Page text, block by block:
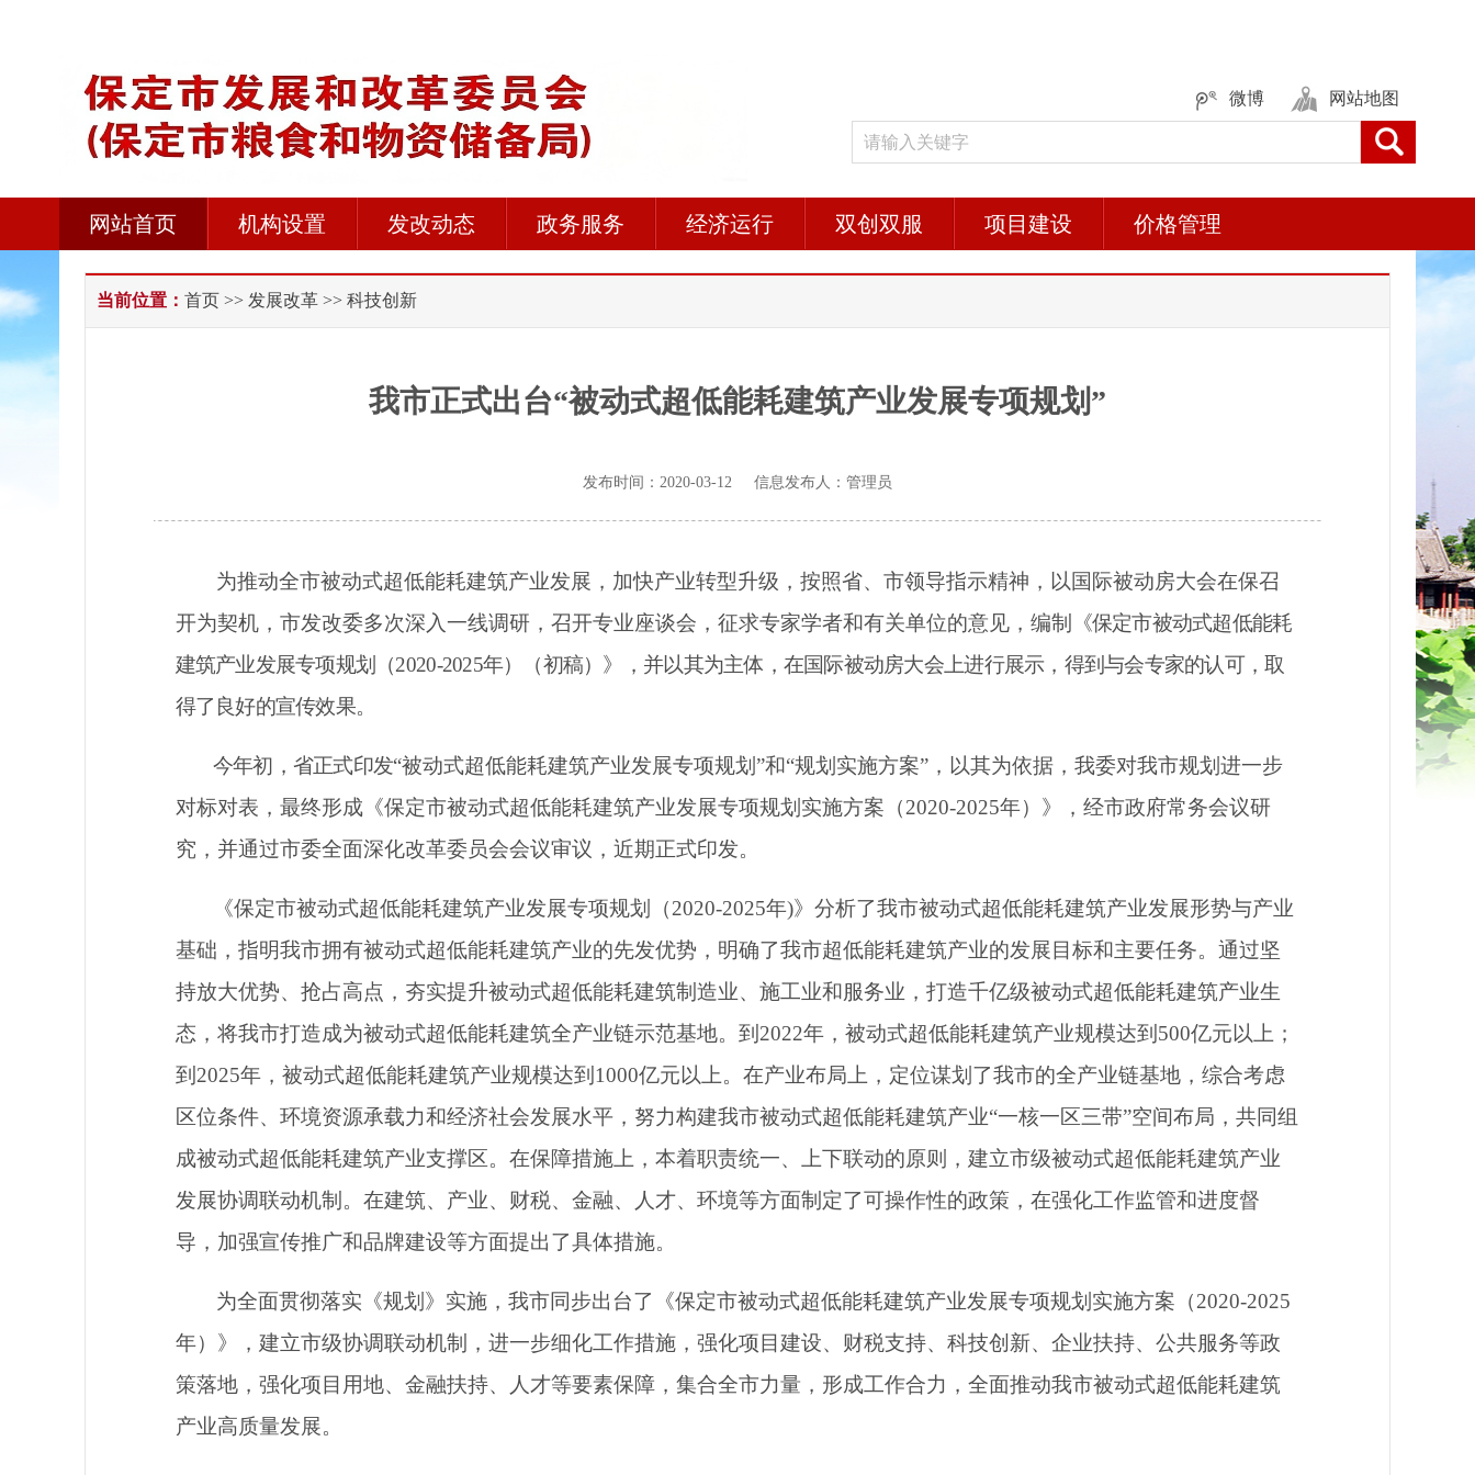
微博 网站地图
网站首页 机构设置 发改动态 政务服务 经济运行 双创双服 项目建设 价格管理
当前位置： 首页 >> 发展改革 >> 科技创新
我市正式出台“被动式超低能耗建筑产业发展专项规划”
发布时间：2020-03-12 信息发布人：管理员
为推动全市被动式超低能耗建筑产业发展，加快产业转型升级 ，按照省、市领导指示精神，以国际被动房大会在保召
开为契机，市发改委多次深入一线调研，召开专业座谈会，征求专家学者和有关单位的意见，编制
《保定市被动式超低能耗
建筑产业发展专项规划（2020-2025年）（初稿） 》
，并以其为主体，在国际被动房大会上进行展示，得到与会专家的认可，取
得了良好的宣传效果。
今年初，省正式印发“被动式超低能耗建筑产业发展专项规划”和“规划实施方案”，以其为依据，我委对我市规划进一步
对标对表，最终形成《保定市被动式超低能耗建筑产业发展专项规划实施方案（2020-2025年）》，经市政府常务会议研
究，并通过市委全面深化改革委员会会议审议，近期正式印发。
《保定市被动式超低能耗建筑产业发展专项规划（2020-2025年)》分析了我市被动式超低能耗建筑产业发展形势与产业
基础，指明我市拥有被动式超低能耗建筑产业的先发优势，明确了我市超低能耗建筑产业的发展目标和主要任务。通过坚
持放大优势、抢占高点，夯实提升被动式超低能耗建筑制造业、施工业和服务业，打造千亿级被动式超低能耗建筑产业生
态，将我市打造成为被动式超低能耗建筑全产业链示范基地。到 2022年，被动式超低能耗建筑产业规模达到 500亿元以上；
到 2025年，被动式超低能耗建筑产业规模达到 1000亿元以 上。在产业布局上，定位谋划了我市的全产业链基地， 综合考虑
区位条件、环境资源承载力和经济社会发展水平，努力构建我市被动式超低能耗建筑产业“一核一区三带”空间布局，共同组
成被动式超低能耗建筑产业支撑区。在保障措施上， 本着职责统一、上下联动的原则，建立市级被动式超低能耗建筑产业
发展协调联动机制。 在建筑、产业、财税、金融、人才、环境等方面制定了可操作性的政策， 在强化工作监管和进度督
导，加强宣传推广和品牌建设等方面提出了具体措施。
为全面贯彻落实《规划》实施，我市同步出台了《保定市被动式超低能耗建筑产业发展专项规划实施方案（2020-2025
年）》，建立市级协调联动机制，进一步细化工作措施，强化项目建设、财税支持、科技创新、企业扶持、公共服务等政
策落地，强化项目用地、金融扶持、人才等要素保障，集合全市力量，形成工作合力，全面推动我市被动式超低能耗建筑
产业高质量发展。